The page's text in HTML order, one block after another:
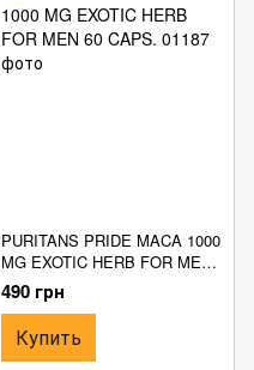
PURITANS PRIDE MACA 1000
MG EXOTIC HERB FOR MEN
60 CAPS.
490 грн
Купить